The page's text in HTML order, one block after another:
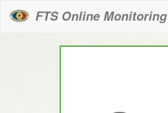
FTS Online Monitoring